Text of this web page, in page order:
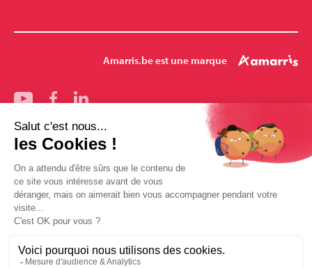
Amarris.be est une marque
Bruxelles
Enghien
Mons
Louvain-la-Neuve
Pharmalex
Amarris-Santé
Politique des données Amarris.be